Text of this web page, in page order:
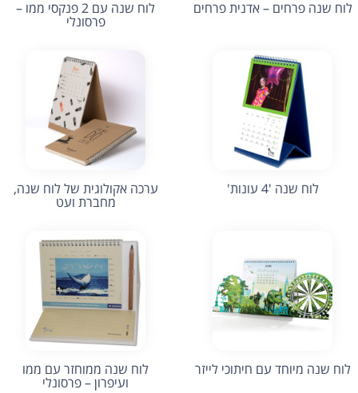
לוח שנה פרחים – אדנית פרחים לוח שנה עם 2 פנקסי ממו –
פרסונלי
לוח שנה '4 עונות' ערכה אקולוגית של לוח שנה,
מחברת ועט
לוח שנה מיוחד עם חיתוכי לייזר לוח שנה ממוחזר עם ממו
ועיפרון – פרסונלי